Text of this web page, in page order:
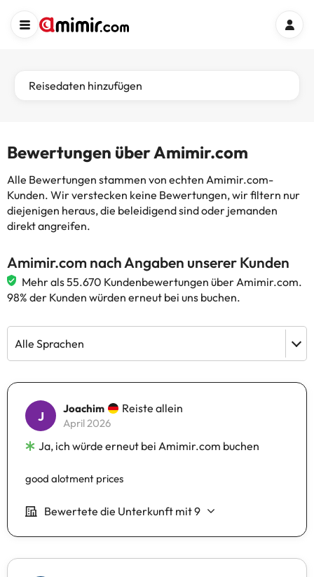
Reisedaten hinzufügen
Bewertungen über Amimir.com
Alle Bewertungen stammen von echten Amimir.com-
Kunden. Wir verstecken keine Bewertungen, wir filtern nur
diejenigen heraus, die beleidigend sind oder jemanden
direkt angreifen.
Amimir.com nach Angaben unserer Kunden
Mehr als 55.670 Kundenbewertungen über Amimir.com.
98% der Kunden würden erneut bei uns buchen.